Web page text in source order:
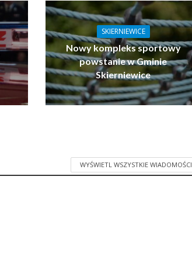
SKIERNIEWICE
Nowy kompleks sportowy
powstanie w Gminie
Skierniewice
WYŚWIETL WSZYSTKIE WIADOMOŚCI